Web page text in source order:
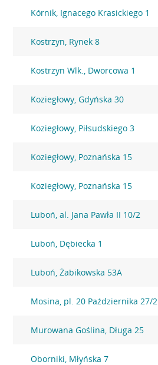
Kórnik, Ignacego Krasickiego 1
Kostrzyn, Rynek 8
Kostrzyn Wlk., Dworcowa 1
Koziegłowy, Gdyńska 30
Koziegłowy, Piłsudskiego 3
Koziegłowy, Poznańska 15
Koziegłowy, Poznańska 15
Luboń, al. Jana Pawła II 10/2
Luboń, Dębiecka 1
Luboń, Żabikowska 53A
Mosina, pl. 20 Października 27/2
Murowana Goślina, Długa 25
Oborniki, Młyńska 7